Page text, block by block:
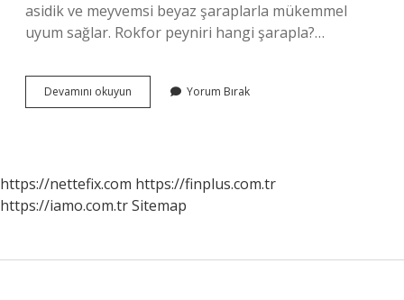
asidik ve meyvemsi beyaz şaraplarla mükemmel
uyum sağlar. Rokfor peyniri hangi şarapla?…
Devamını okuyun
Şarapla
Yorum Bırak
https://nettefix.com https://finplus.com.tr
https://iamo.com.trSitemap